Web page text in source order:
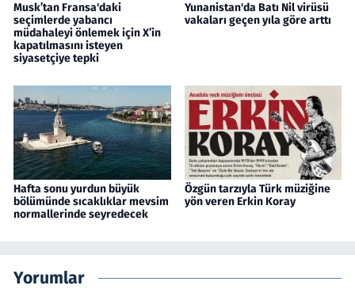
Musk’tan Fransa'daki
seçimlerde yabancı
müdahaleyi önlemek için X’in
kapatılmasını isteyen
siyasetçiye tepki
Yunanistan'da Batı Nil virüsü
vakaları geçen yıla göre arttı
Hafta sonu yurdun büyük
bölümünde sıcaklıklar mevsim
normallerinde seyredecek
Özgün tarzıyla Türk müziğine
yön veren Erkin Koray
Yorumlar